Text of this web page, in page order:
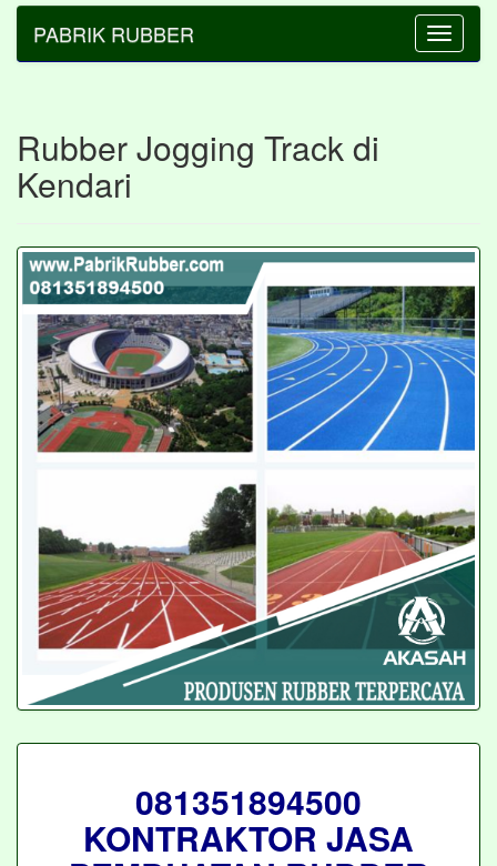
Toggle
PABRIK RUBBER
Rubber Jogging Track di
Kendari
081351894500
KONTRAKTOR JASA